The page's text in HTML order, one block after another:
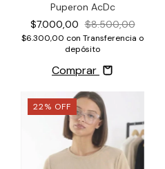
Puperon AcDc
$7.000,00 $8.500,00
$6.300,00 con Transferencia o
depósito
Comprar
22% OFF